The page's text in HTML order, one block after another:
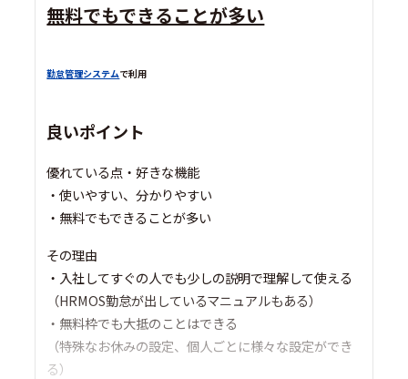
無料でもできることが多い
勤怠管理システムで利用
良いポイント
優れている点・好きな機能
・使いやすい、分かりやすい
・無料でもできることが多い
その理由
・入社してすぐの人でも少しの説明で理解して使える
（HRMOS勤怠が出しているマニュアルもある）
・無料枠でも大抵のことはできる
（特殊なお休みの設定、個人ごとに様々な設定ができ
る）